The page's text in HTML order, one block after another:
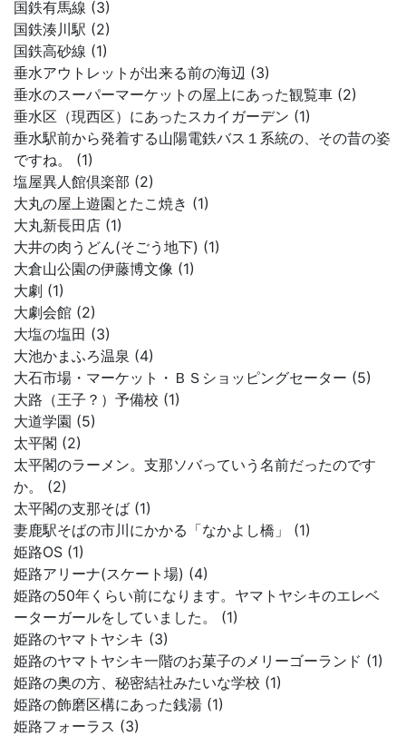
国鉄有馬線 (3)
国鉄湊川駅 (2)
国鉄高砂線 (1)
垂水アウトレットが出来る前の海辺 (3)
垂水のスーパーマーケットの屋上にあった観覧車 (2)
垂水区（現西区）にあったスカイガーデン (1)
垂水駅前から発着する山陽電鉄バス１系統の、その昔の姿
ですね。 (1)
塩屋異人館倶楽部 (2)
大丸の屋上遊園とたこ焼き (1)
大丸新長田店 (1)
大井の肉うどん(そごう地下) (1)
大倉山公園の伊藤博文像 (1)
大劇 (1)
大劇会館 (2)
大塩の塩田 (3)
大池かまふろ温泉 (4)
大石市場・マーケット・ＢＳショッピングセーター (5)
大路（王子？）予備校 (1)
大道学園 (5)
太平閣 (2)
太平閣のラーメン。支那ソバっていう名前だったのです
か。 (2)
太平閣の支那そば (1)
妻鹿駅そばの市川にかかる「なかよし橋」 (1)
姫路OS (1)
姫路アリーナ(スケート場) (4)
姫路の50年くらい前になります。ヤマトヤシキのエレベ
ーターガールをしていました。 (1)
姫路のヤマトヤシキ (3)
姫路のヤマトヤシキ一階のお菓子のメリーゴーランド (1)
姫路の奥の方、秘密結社みたいな学校 (1)
姫路の飾磨区構にあった銭湯 (1)
姫路フォーラス (3)